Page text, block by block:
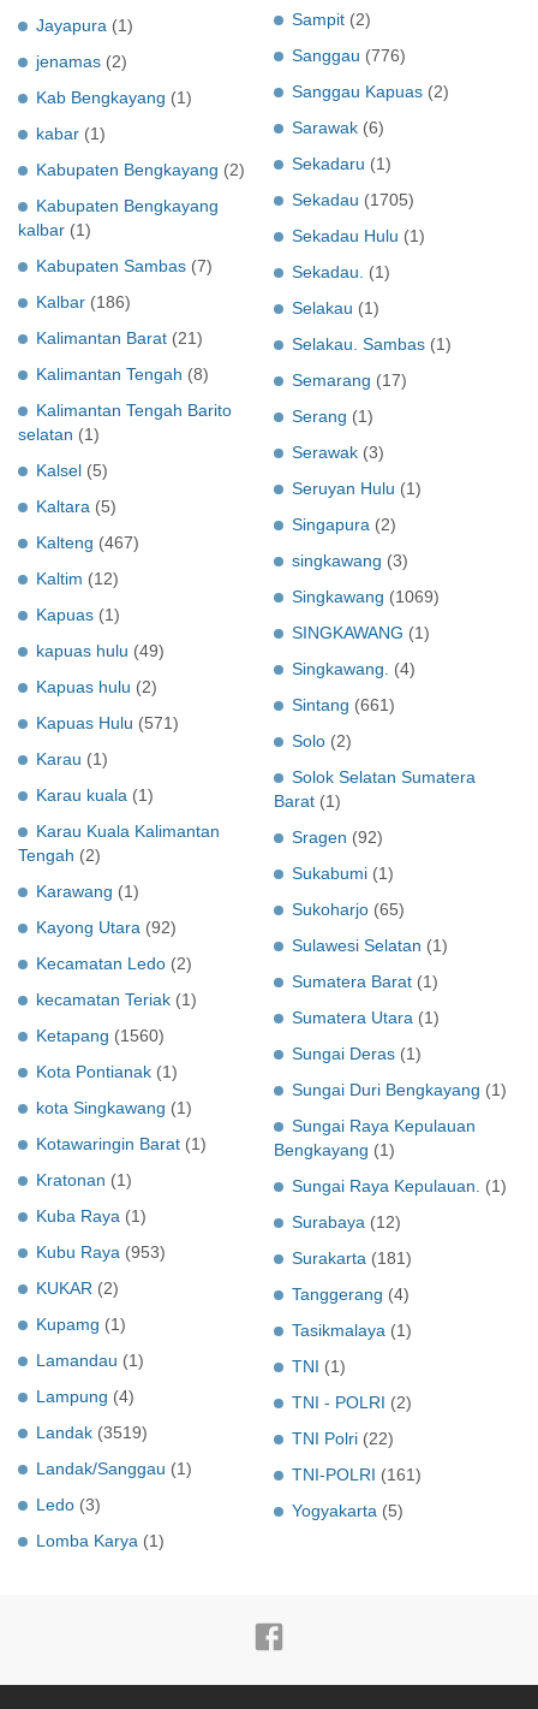
Jayapura (1)
jenamas (2)
Kab Bengkayang (1)
kabar (1)
Kabupaten Bengkayang (2)
Kabupaten Bengkayang
kalbar (1)
Kabupaten Sambas (7)
Kalbar (186)
Kalimantan Barat (21)
Kalimantan Tengah (8)
Kalimantan Tengah Barito
selatan (1)
Kalsel (5)
Kaltara (5)
Kalteng (467)
Kaltim (12)
Kapuas (1)
kapuas hulu (49)
Kapuas hulu (2)
Kapuas Hulu (571)
Karau (1)
Karau kuala (1)
Karau Kuala Kalimantan
Tengah (2)
Karawang (1)
Kayong Utara (92)
Kecamatan Ledo (2)
kecamatan Teriak (1)
Ketapang (1560)
Kota Pontianak (1)
kota Singkawang (1)
Kotawaringin Barat (1)
Kratonan (1)
Kuba Raya (1)
Kubu Raya (953)
KUKAR (2)
Kupamg (1)
Lamandau (1)
Lampung (4)
Landak (3519)
Landak/Sanggau (1)
Ledo (3)
Lomba Karya (1)
Sampit (2)
Sanggau (776)
Sanggau Kapuas (2)
Sarawak (6)
Sekadaru (1)
Sekadau (1705)
Sekadau Hulu (1)
Sekadau.
(1)
Selakau (1)
Selakau. Sambas (1)
Semarang (17)
Serang (1)
Serawak (3)
Seruyan Hulu (1)
Singapura (2)
singkawang (3)
Singkawang (1069)
SINGKAWANG (1)
Singkawang.
(4)
Sintang (661)
Solo (2)
Solok Selatan Sumatera
Barat (1)
Sragen (92)
Sukabumi (1)
Sukoharjo (65)
Sulawesi Selatan (1)
Sumatera Barat (1)
Sumatera Utara (1)
Sungai Deras (1)
Sungai Duri Bengkayang (1)
Sungai Raya Kepulauan
Bengkayang (1)
Sungai Raya Kepulauan.
(1)
Surabaya (12)
Surakarta (181)
Tanggerang (4)
Tasikmalaya (1)
TNI (1)
TNI - POLRI (2)
TNI Polri (22)
TNI-POLRI (161)
Yogyakarta (5)